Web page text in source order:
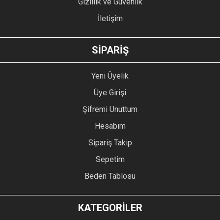
GÖNDER
İletişim
SİPARİŞ
Yeni Üyelik
Üye Girişi
Şifremi Unuttum
Hesabım
Sipariş Takip
Sepetim
Beden Tablosu
KATEGORİLER